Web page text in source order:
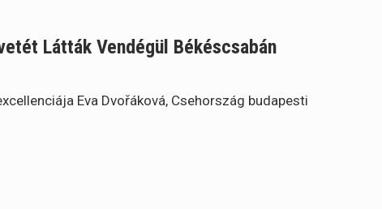
Látták Vendégül Békéscsabán
Eva Dvořáková, Csehország budapesti